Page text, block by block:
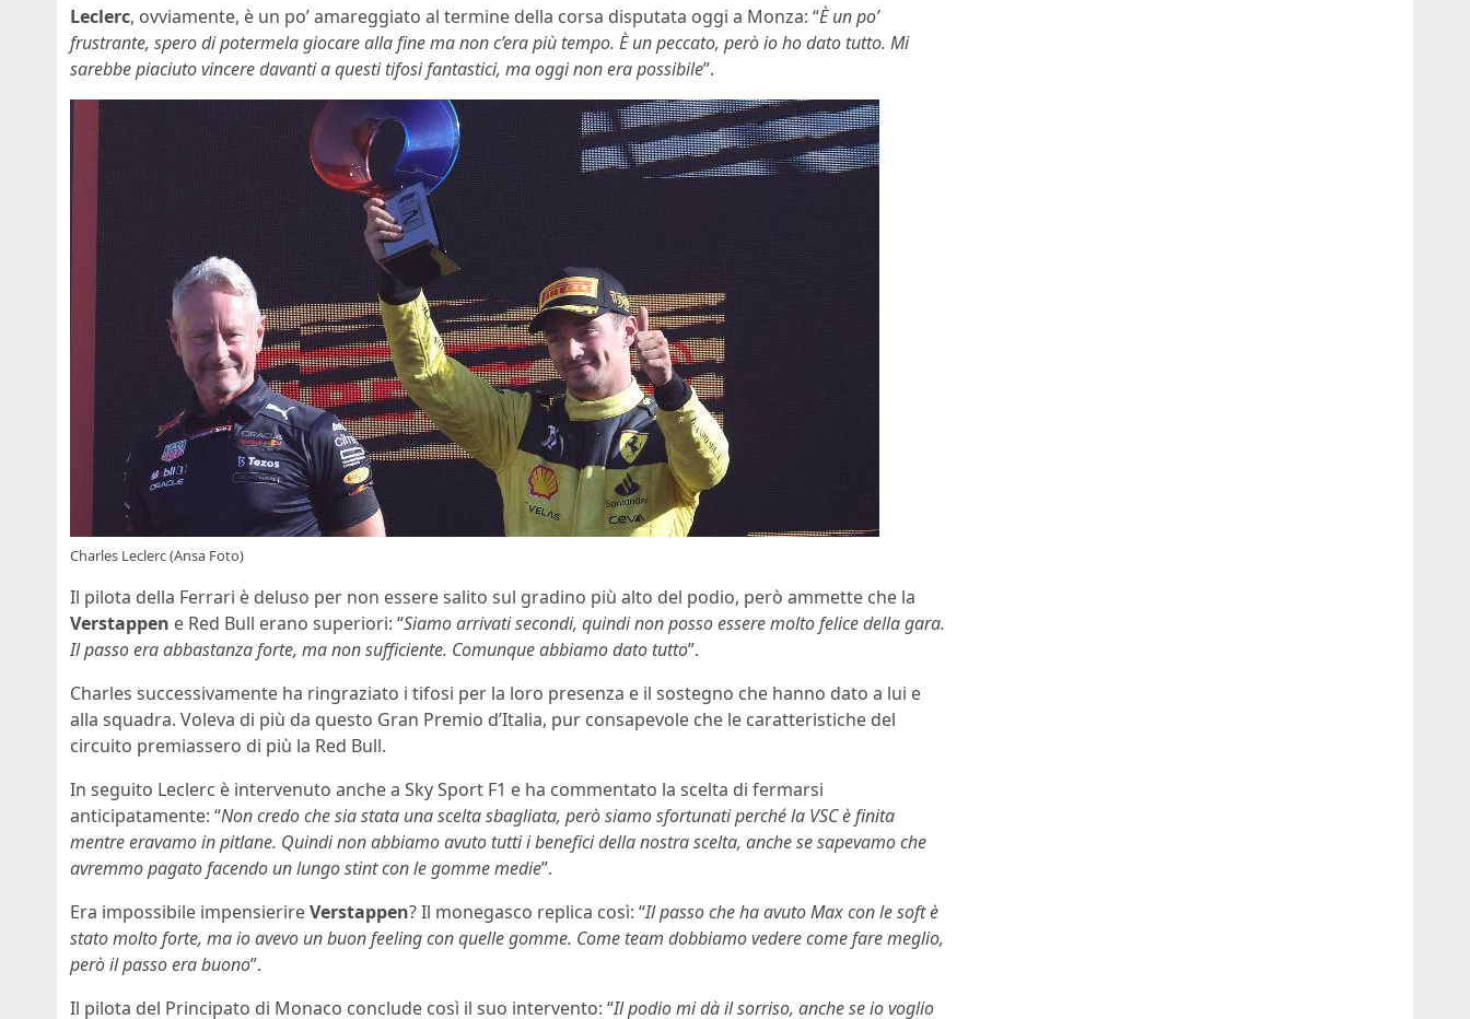
Leclerc, ovviamente, è un po’ amareggiato al termine della corsa disputata oggi a Monza: “È un po’
frustrante, spero di potermela giocare alla fine ma non c’era più tempo. È un peccato, però io ho dato tutto. Mi
sarebbe piaciuto vincere davanti a questi tifosi fantastici, ma oggi non era possibile”.
Charles Leclerc (Ansa Foto)
Il pilota della Ferrari è deluso per non essere salito sul gradino più alto del podio, però ammette che la
Verstappen e Red Bull erano superiori: “Siamo arrivati secondi, quindi non posso essere molto felice della gara.
Il passo era abbastanza forte, ma non sufficiente. Comunque abbiamo dato tutto”.
Charles successivamente ha ringraziato i tifosi per la loro presenza e il sostegno che hanno dato a lui e
alla squadra. Voleva di più da questo Gran Premio d’Italia, pur consapevole che le caratteristiche del
circuito premiassero di più la Red Bull.
In seguito Leclerc è intervenuto anche a Sky Sport F1 e ha commentato la scelta di fermarsi
anticipatamente: “Non credo che sia stata una scelta sbagliata, però siamo sfortunati perché la VSC è finita
mentre eravamo in pitlane. Quindi non abbiamo avuto tutti i benefici della nostra scelta, anche se sapevamo che
avremmo pagato facendo un lungo stint con le gomme medie”.
Era impossibile impensierireVerstappen? Il monegasco replica così: “Il passo che ha avuto Max con le soft è
stato molto forte, ma io avevo un buon feeling con quelle gomme. Come team dobbiamo vedere come fare meglio,
però il passo era buono”.
Il pilota del Principato di Monaco conclude così il suo intervento: “Il podio mi dà il sorriso, anche se io voglio